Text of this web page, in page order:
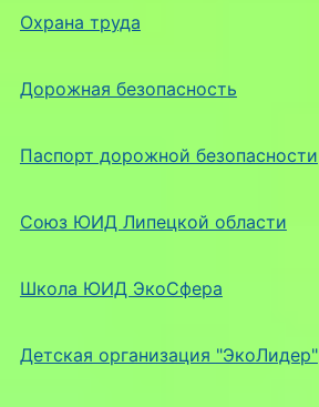
Охрана труда
Дорожная безопасность
Паспорт дорожной безопасности
Союз ЮИД Липецкой области
Школа ЮИД ЭкоСфера
Детская организация "ЭкоЛидер"